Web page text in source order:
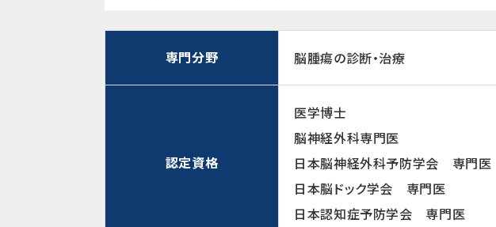
専門分野 脳腫瘍の診断・治療
認定資格
医学博士
脳神経外科専門医
日本脳神経外科予防学会 専門医
日本脳ドック学会 専門医
日本認知症予防学会 専門医